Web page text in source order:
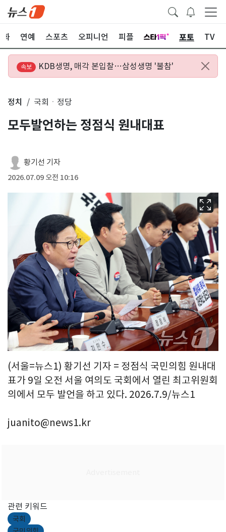
화 연예 스포츠 오피니언 피플 포토 TV
속보 KDB생명, 매각 본입찰…삼성생명 '불참'
정치 국회ㆍ정당
모두발언하는 정점식 원내대표
황기선 기자
2026.07.09 오전 10:16
(서울=뉴스1) 황기선 기자 = 정점식 국민의힘 원내대
표가 9일 오전 서울 여의도 국회에서 열린 최고위원회
의에서 모두 발언을 하고 있다. 2026.7.9/뉴스1
juanito@news1.kr
관련 키워드
국회